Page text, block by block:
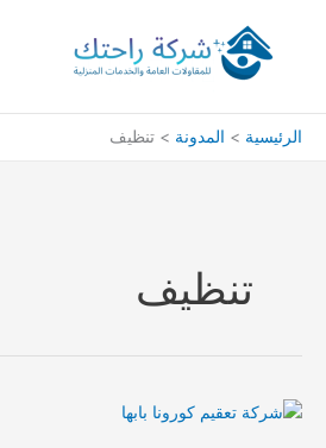
المحتوى
الرئيسية المدونة تنظيف
تنظيف